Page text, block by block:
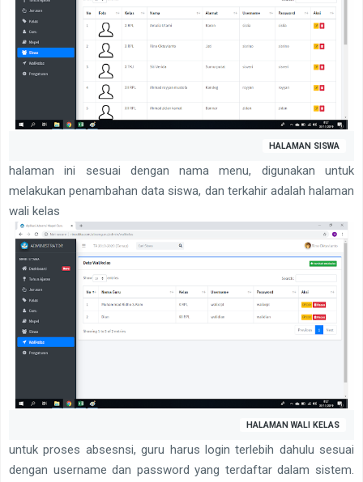
HALAMAN SISWA
halaman ini sesuai dengan nama menu, digunakan untuk
melakukan penambahan data siswa, dan terkahir adalah halaman
wali kelas
HALAMAN WALI KELAS
untuk proses absesnsi, guru harus login terlebih dahulu sesuai
dengan username dan password yang terdaftar dalam sistem.